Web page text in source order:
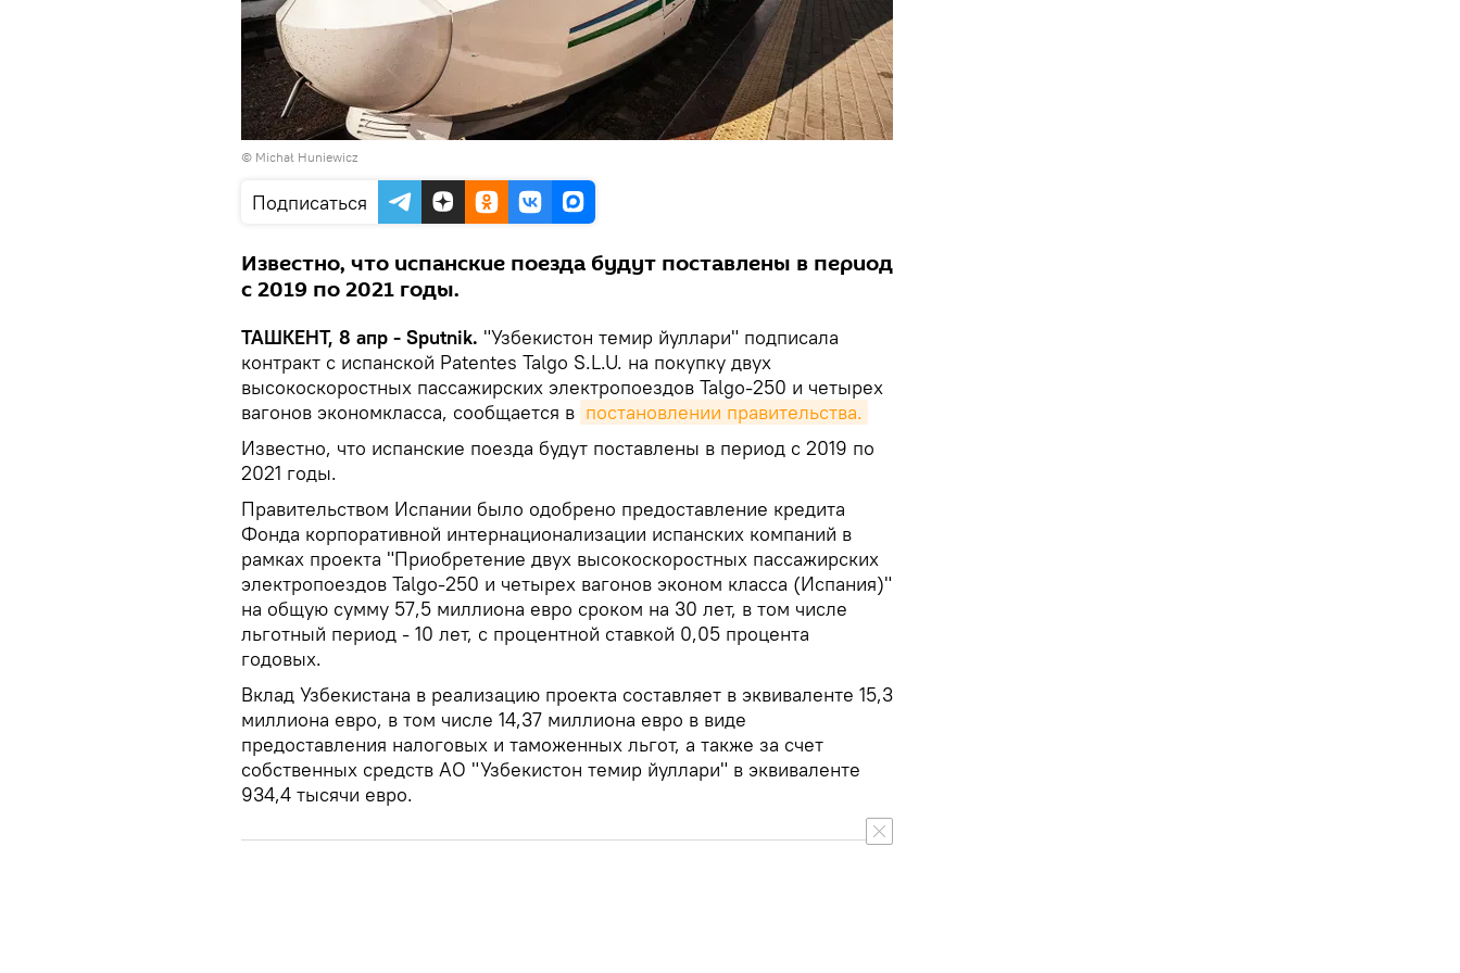
© Michał Huniewicz
Подписаться
Известно, что испанские поезда будут поставлены в период
с 2019 по 2021 годы.
ТАШКЕНТ, 8 апр - Sputnik. "Узбекистон темир йуллари" подписала
контракт с испанской Patentes Talgo S.L.U. на покупку двух
высокоскоростных пассажирских электропоездов Talgo-250 и четырех
вагонов экономкласса, сообщается в постановлении правительства.
Известно, что испанские поезда будут поставлены в период с 2019 по
2021 годы.
Правительством Испании было одобрено предоставление кредита
Фонда корпоративной интернационализации испанских компаний в
рамках проекта "Приобретение двух высокоскоростных пассажирских
электропоездов Talgo-250 и четырех вагонов эконом класса (Испания)"
на общую сумму 57,5 миллиона евро сроком на 30 лет, в том числе
льготный период - 10 лет, с процентной ставкой 0,05 процента
годовых.
Вклад Узбекистана в реализацию проекта составляет в эквиваленте 15,3
миллиона евро, в том числе 14,37 миллиона евро в виде
предоставления налоговых и таможенных льгот, а также за счет
собственных средств АО "Узбекистон темир йуллари" в эквиваленте
934,4 тысячи евро.